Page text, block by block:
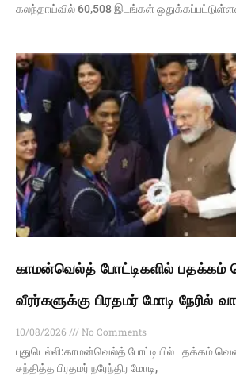
கலந்தாய்வில் 60,508 இடங்கள்
காமன்வெல்த் போட்டிகளில் பதக்கம்
வீரர்களுக்கு பிரதமர் மோடி நேரில்
10/08/2026
No Comments
புதுடெல்லி:காமன்வெல்த் போட்டியில் பதக்கம்
சந்தித்த பிரதமர் நரேந்திர மோடி,